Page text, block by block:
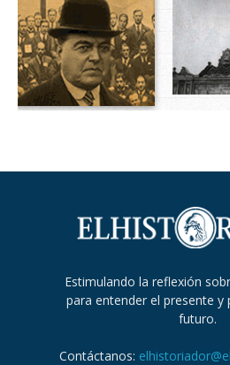
Estimulando la reflexión
para entender el presente y
futuro.
Contáctanos: